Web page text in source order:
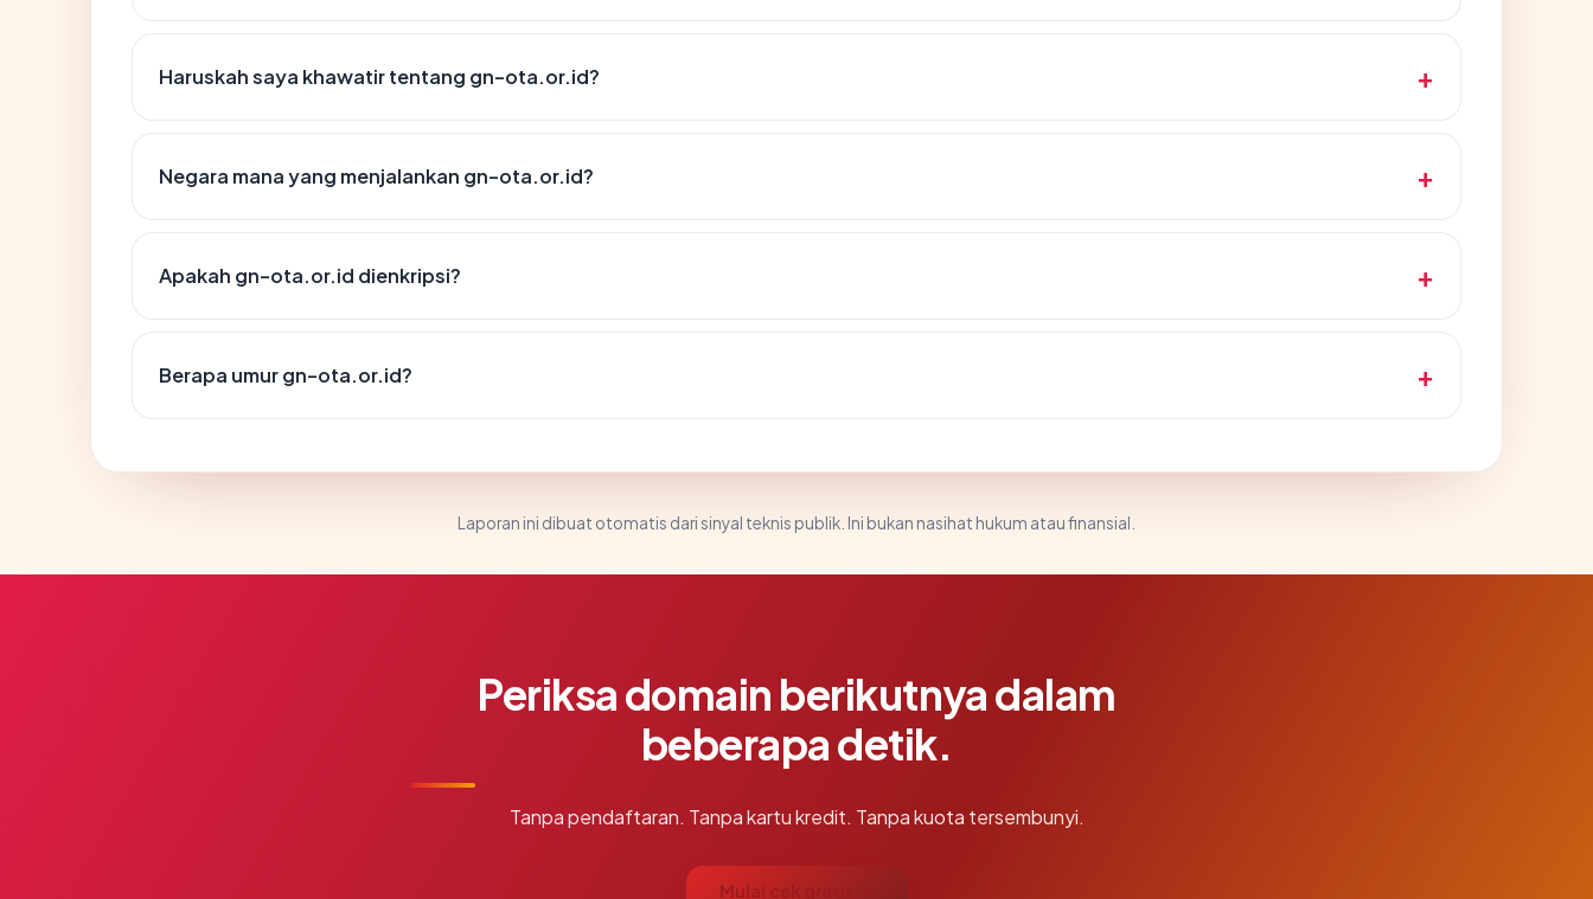
Haruskah saya khawatir tentang gn-ota.or.id?
Negara mana yang menjalankan gn-ota.or.id?
Apakah gn-ota.or.id dienkripsi?
Berapa umur gn-ota.or.id?
Laporan ini dibuat otomatis dari sinyal teknis publik. Ini bukan nasihat hukum atau finansial.
Periksa domain berikutnya dalam
beberapa detik.
Tanpa pendaftaran. Tanpa kartu kredit. Tanpa kuota tersembunyi.
Mulai cek gratis →